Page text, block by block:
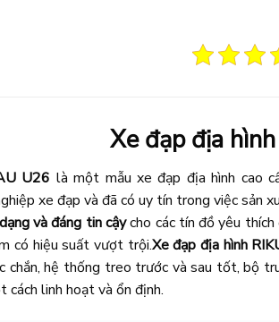
Xe đạp địa
U26 là một mẫu xe đạp địa hình cao
xe đạp và đã có uy tín trong việc sản
và đáng tin cậycho các tín đồ yêu
có hiệu suất vượt trội.Xe đạp địa hình
chắn, hệ thống treo trước và sau tốt, bộ
cách linh hoạt và ổn định.